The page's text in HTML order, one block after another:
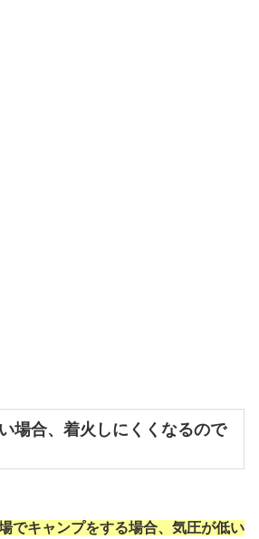
場合、着火しにくくなるので
でキャンプをする場合、気圧が低い